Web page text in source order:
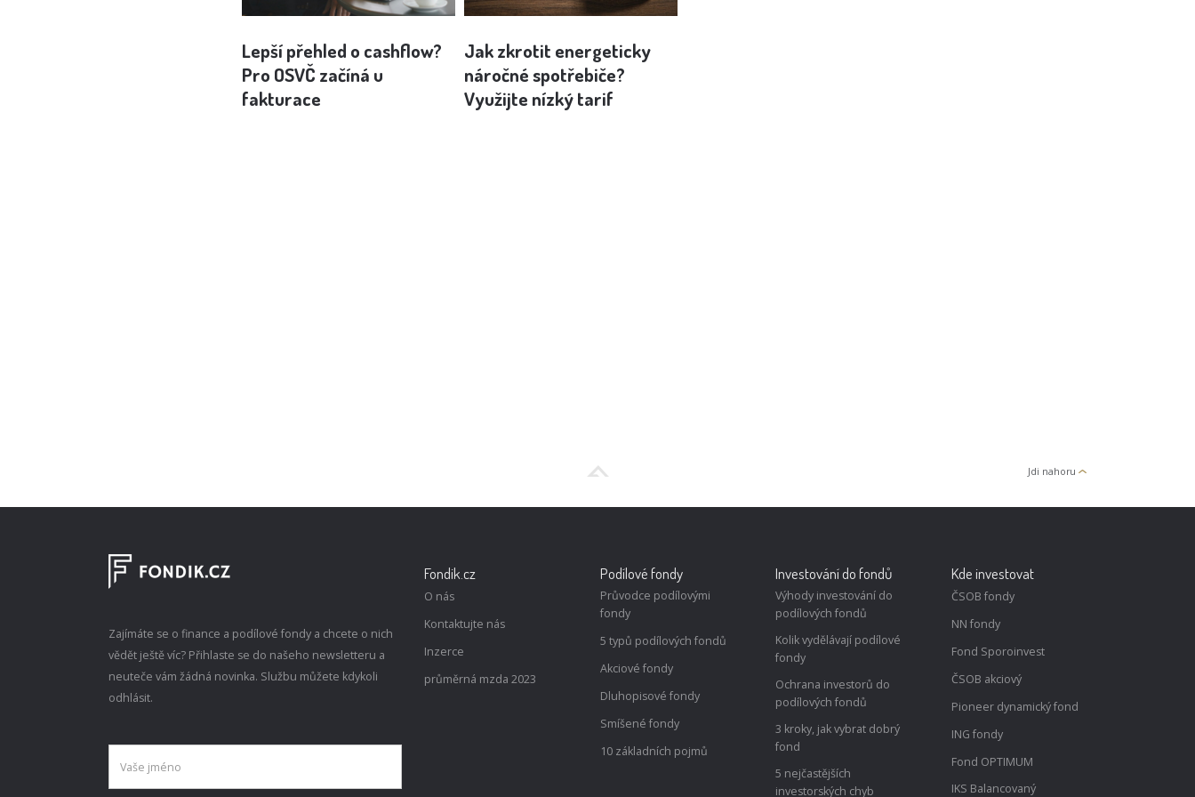
Lepší přehled o cashflow?
Pro OSVČ začíná u
fakturace
Jak zkrotit energeticky
náročné spotřebiče?
Využijte nízký tarif
Jdi nahoru
Zajímáte se o finance a podílové fondy a chcete o nich
vědět ještě víc? Přihlaste se do našeho newsletteru a
neuteče vám žádná novinka. Službu můžete kdykoli
odhlásit.
Fondik.cz Podílové fondy Investování do fondů Kde investovat
O nás
Kontaktujte nás
Inzerce
průměrná mzda 2023
Průvodce podílovými
fondy
5 typů podílových fondů
Akciové fondy
Dluhopisové fondy
Smíšené fondy
10 základních pojmů
Výhody investování do
podílových fondů
Kolik vydělávají podílové
fondy
Ochrana investorů do
podílových fondů
3 kroky, jak vybrat dobrý
fond
5 nejčastějších
investorských chyb
ČSOB fondy
NN fondy
Fond Sporoinvest
ČSOB akciový
Pioneer dynamický fond
ING fondy
Fond OPTIMUM
IKS Balancovaný